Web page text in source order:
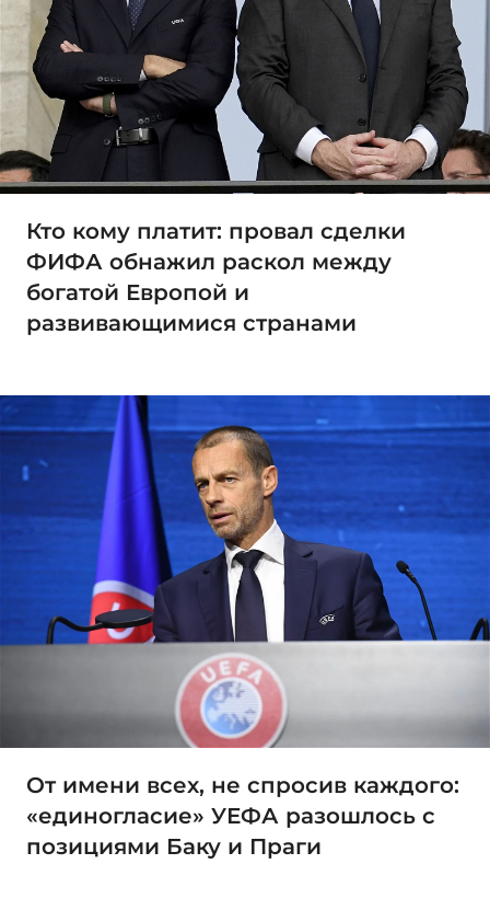
Кто кому платит: провал сделки
ФИФА обнажил раскол между
богатой Европой и
развивающимися странами
От имени всех, не спросив каждого:
«единогласие» УЕФА разошлось с
позициями Баку и Праги